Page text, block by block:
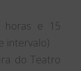
horas e 15
intervalo)
do Teatro